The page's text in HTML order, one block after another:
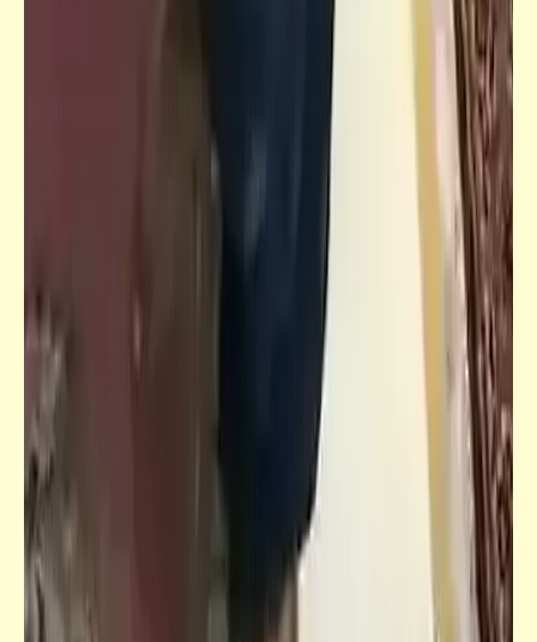
آلة الزمكان | مقدّمة لسلسلة مقالات
التبرع بالدم: شروطه - طريقته - فوائده -
أضراره